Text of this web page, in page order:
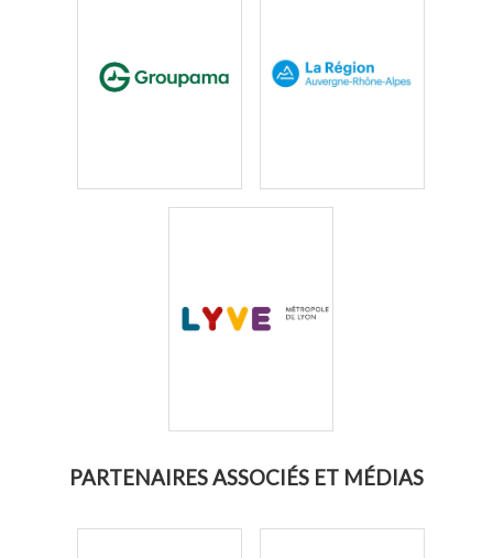
PARTENAIRES ASSOCIÉS ET MÉDIAS